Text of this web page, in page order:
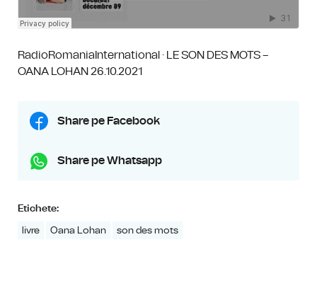
RadioRomaniaInternational ·
LE SON DES MOTS –
OANA LOHAN 26.10.2021
Share pe Facebook
Share pe Whatsapp
Etichete:
livre Oana Lohan son des mots